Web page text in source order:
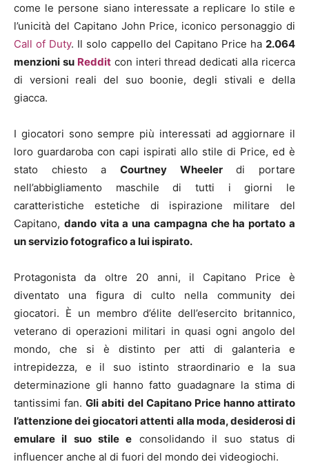
come le persone siano interessate a replicare lo stile e
l’unicità del Capitano John Price, iconico personaggio di
Call of Duty. Il solo cappello del Capitano Price ha 2.064
menzioni su Redditcon interi thread dedicati alla ricerca
di versioni reali del suo boonie, degli stivali e della
giacca.
I giocatori sono sempre più interessati ad aggiornare il
loro guardaroba con capi ispirati allo stile di Price, ed è
stato chiesto a Courtney Wheelerdi portare
nell’abbigliamento maschile di tutti i giorni le
caratteristiche estetiche di ispirazione militare del
Capitano, dando vita a una campagna che ha portato a
un servizio fotografico a lui ispirato.
Protagonista da oltre 20 anni, il Capitano Price è
diventato una figura di culto nella community dei
giocatori. È un membro d’élite dell’esercito britannico,
veterano di operazioni militari in quasi ogni angolo del
mondo, che si è distinto per atti di galanteria e
intrepidezza, e il suo istinto straordinario e la sua
determinazione gli hanno fatto guadagnare la stima di
tantissimi fan.Gli abiti del Capitano Price hanno attirato
l’attenzione dei giocatori attenti alla moda, desiderosi di
emulare il suo stile e consolidando il suo status di
influencer anche al di fuori del mondo dei videogiochi.